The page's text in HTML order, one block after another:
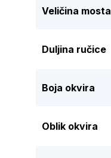
Veličina mosta
Duljina ručice
Boja okvira
Oblik okvira